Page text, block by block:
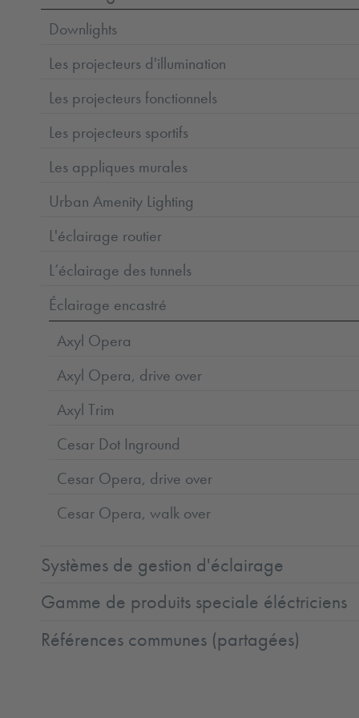
Downlights
Les projecteurs d'illumination
Les projecteurs fonctionnels
Les projecteurs sportifs
Les appliques murales
Urban Amenity Lighting
L'éclairage routier
L’éclairage des tunnels
Éclairage encastré
Axyl Opera
Axyl Opera, drive over
Axyl Trim
Cesar Dot Inground
Cesar Opera, drive over
Cesar Opera, walk over
Systèmes de gestion d'éclairage
Gamme de produits speciale éléctriciens
Références communes (partagées)